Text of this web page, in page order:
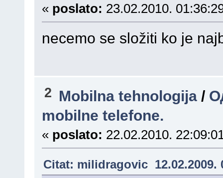
« poslato: 23.02.2010.
necemo se složiti ko je
2 Mobilna tehnologija /
mobilne telefone.
« poslato: 22.02.2010.
Citat: milidragovic 12.02.2009.